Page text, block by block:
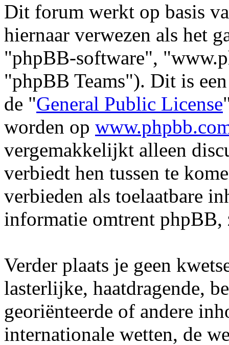
Dit forum werkt op basis
hiernaar verwezen als het
"phpBB-software",
"phpBB Teams"). Dit is
de "General Public License
worden op
vergemakkelijkt alleen
verbiedt hen tussen te
verbieden als toelaatbare
informatie omtrent
Verder plaats je geen
lasterlijke, haatdragende,
georiënteerde of andere
internationale wetten, de